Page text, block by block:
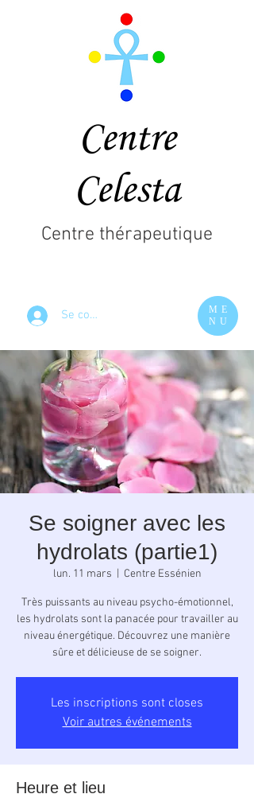
Centre
Celesta
Se connecter
ME
NU
Centre thérapeutique
Se soigner avec les
hydrolats (partie1)
lun. 11 mars Centre Essénien
Très puissants au niveau psycho-émotionnel,
les hydrolats sont la panacée pour travailler au
niveau énergétique. Découvrez une manière
sûre et délicieuse de se soigner.
Les inscriptions sont closes
Voir autres événements
Heure et lieu